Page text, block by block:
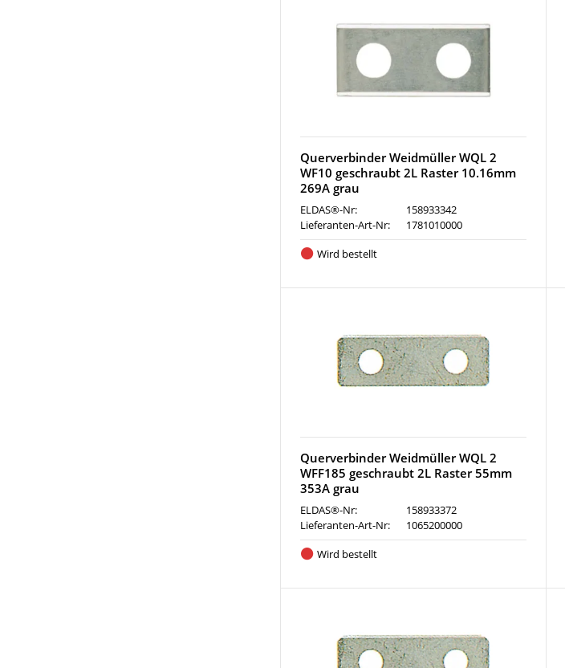
Querverbinder Weidmüller WQL 2
WF10 geschraubt 2L Raster 10.16mm
269A grau
ELDAS®-Nr:
158933342
Lieferanten-Art-Nr:
1781010000
Wird bestellt
Querverbinder Weidmüller WQL 2
WFF185 geschraubt 2L Raster 55mm
353A grau
ELDAS®-Nr:
158933372
Lieferanten-Art-Nr:
1065200000
Wird bestellt